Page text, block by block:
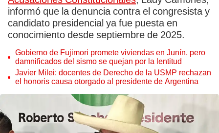
informó que la denuncia contra el congresista y
candidato presidencial ya fue puesta en
conocimiento desde septiembre de 2025.
Gobierno de Fujimori promete viviendas en Junín, pero
damnificados del sismo se quejan por la lentitud
Javier Milei: docentes de Derecho de la USMP rechazan
el honoris causa otorgado al presidente de Argentina